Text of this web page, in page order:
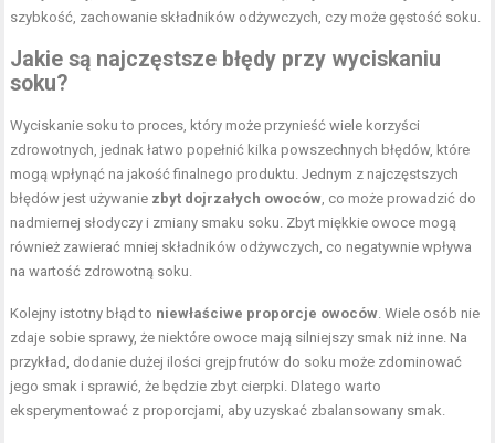
szybkość, zachowanie składników odżywczych, czy może gęstość soku.
Jakie są najczęstsze błędy przy wyciskaniu
soku?
Wyciskanie soku to proces, który może przynieść wiele korzyści
zdrowotnych, jednak łatwo popełnić kilka powszechnych błędów, które
mogą wpłynąć na jakość finalnego produktu. Jednym z najczęstszych
błędów jest używanie zbyt dojrzałych owoców, co może prowadzić do
nadmiernej słodyczy i zmiany smaku soku. Zbyt miękkie owoce mogą
również zawierać mniej składników odżywczych, co negatywnie wpływa
na wartość zdrowotną soku.
Kolejny istotny błąd to niewłaściwe proporcje owoców. Wiele osób nie
zdaje sobie sprawy, że niektóre owoce mają silniejszy smak niż inne. Na
przykład, dodanie dużej ilości grejpfrutów do soku może zdominować
jego smak i sprawić, że będzie zbyt cierpki. Dlatego warto
eksperymentować z proporcjami, aby uzyskać zbalansowany smak.